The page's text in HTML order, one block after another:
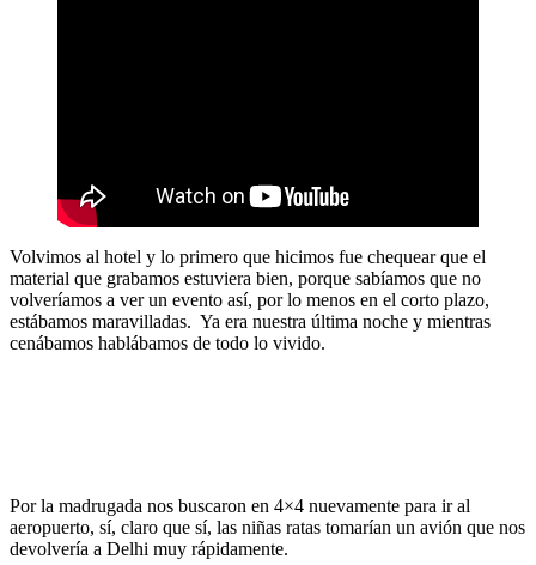
Volvimos al hotel y lo primero que hicimos fue chequear que el
material que grabamos estuviera bien, porque sabíamos que no
volveríamos a ver un evento así, por lo menos en el corto plazo,
estábamos maravilladas. Ya era nuestra última noche y mientras
cenábamos hablábamos de todo lo vivido.
Por la madrugada nos buscaron en 4×4 nuevamente para ir al
aeropuerto, sí, claro que sí, las niñas ratas tomarían un avión que nos
devolvería a Delhi muy rápidamente.